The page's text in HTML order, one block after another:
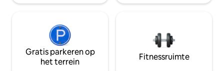
Gratis parkeren op
het terrein
Fitnessruimte